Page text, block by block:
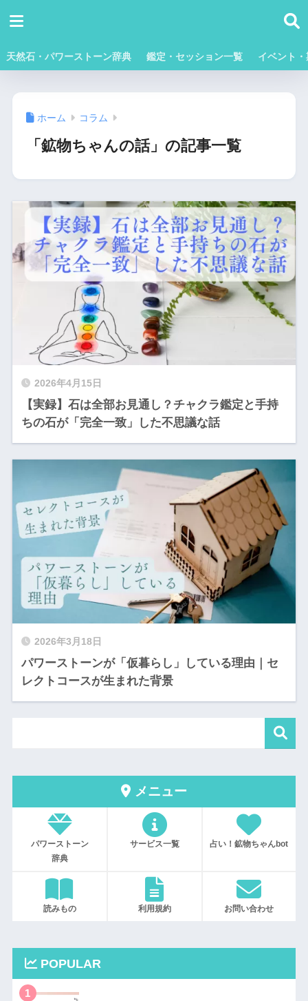
天然石・パワーストーン辞典 鑑定・セッション一覧 イベント
ホーム コラム
「鉱物ちゃんの話」の記事一覧
2026年4月15日
【実録】石は全部お見通し？チャクラ鑑定と手持
ちの石が「完全一致」した不思議な話
2026年3月18日
パワーストーンが「仮暮らし」している理由｜セ
レクトコースが生まれた背景
メニュー
パワーストーン
辞典
サービス一覧 占い！鉱物ちゃんbot
読みもの 利用規約 お問い合わせ
POPULAR
1